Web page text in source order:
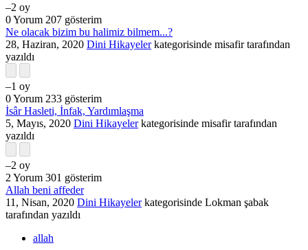
–2 oy
0Yorum 207 gösterim
Ne olacak bizim bu halimiz bilmem...?
28, Haziran, 2020 Dini Hikayelerkategorisinde misafir tarafından
yazıldı
–1 oy
0Yorum 233 gösterim
İsâr Hasleti, İnfak, Yardımlaşma
5, Mayıs, 2020 Dini Hikayelerkategorisinde misafir tarafından
yazıldı
–2 oy
2 Yorum 301 gösterim
Allah beni affeder
11, Nisan, 2020 Dini Hikayelerkategorisinde Lokman şabak
tarafından yazıldı
allah